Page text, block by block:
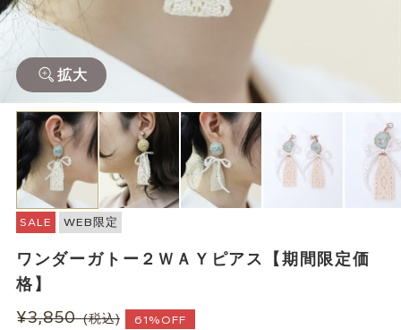
拡大
SALE WEB限定
ワンダーガトー２ＷＡＹピアス【期間限定価
格】
¥3,850 (税込) 61%OFF